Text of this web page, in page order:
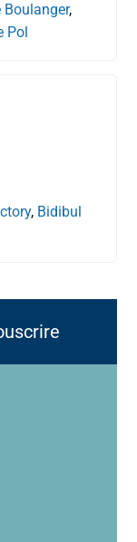
Boulanger,
Pol
, Bidibul